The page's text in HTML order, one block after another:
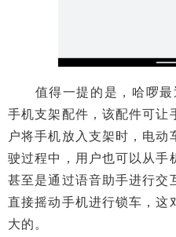
值得一提的是，哈啰最
手机支架配件，该配件可让
户将手机放入支架时，电
驶过程中，用户也可以从手
甚至是通过语音助手进行交
直接摇动手机进行锁车，这
大的。